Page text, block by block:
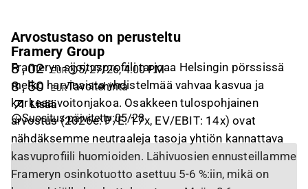
Arvostustaso on perusteltu
Frameryn sijoitusprofiili tarjoaa Helsingin pörssissä
melko harvinaista yhdistelmää vahvaa kasvua ja
korkeaa voitonjakoa. Osakkeen tulospohjainen
arvostus (2026e: P/E: 17x, EV/EBIT: 14x) ovat
nähdäksemme neutraaleja tasoja yhtiön kannattava
kasvuprofiili huomioiden. Lähivuosien ennusteillamme
Frameryn osinkotuotto asettuu 5-6 %:iin, mikä on
Framery Group
8,02 EUR 5/27/26, 4:00 PM
8,50 EURTavoitehinta
Lisää
Suositus päivitetty:05/28